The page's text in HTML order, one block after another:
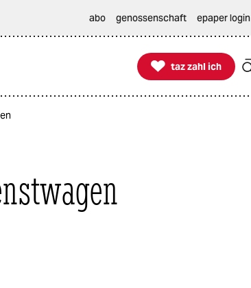
abo genossenschaft epaper login

taz zahl ich
taz zahl ich